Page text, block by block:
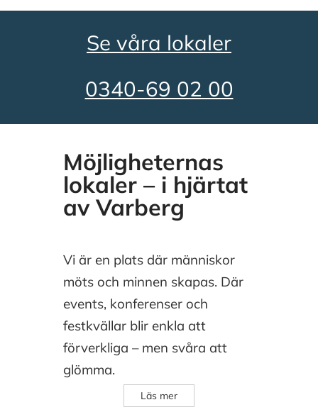
Se våra lokaler
0340-69 02 00
Möjligheternas
lokaler – i hjärtat
av Varberg
Vi är en plats där människor
möts och minnen skapas. Där
events, konferenser och
festkvällar blir enkla att
förverkliga – men svåra att
glömma.
Läs mer